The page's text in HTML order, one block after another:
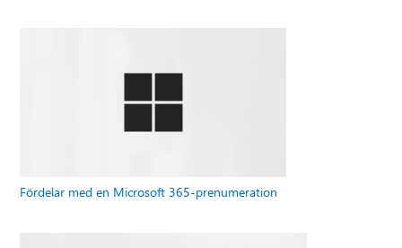
Fördelar med en Microsoft 365-prenumeration